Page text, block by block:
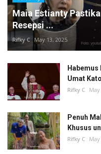
Maia Estianty
Resepsi ...
Rifky C May 13, 2025
Habemus
Umat
Rifky C
Penuh
Khusus
Rifky C